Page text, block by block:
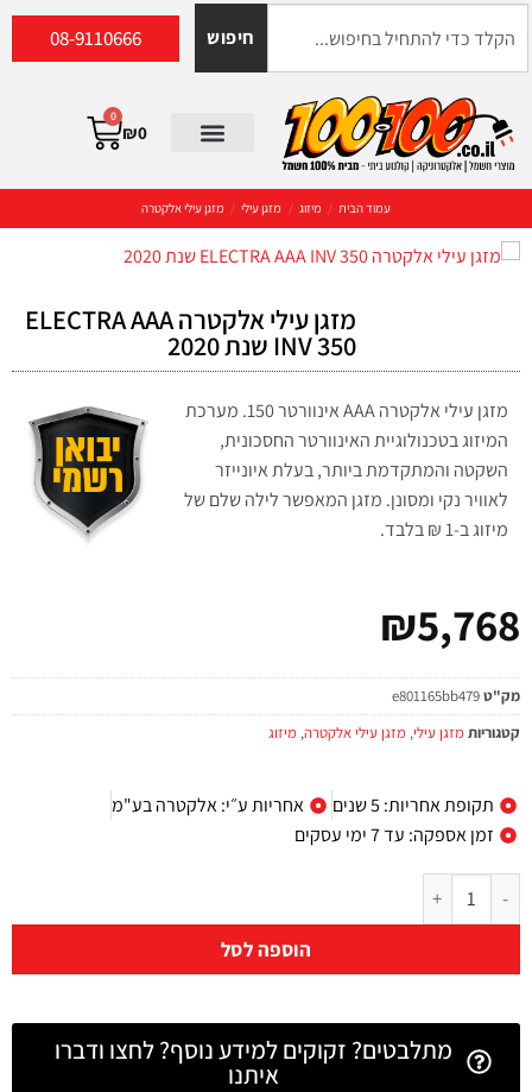
חיפוש 08-9110666
₪0
0
עמוד הבית / מיזוג / מזגן עילי / מזגן עילי אלקטרה
מזגן עילי אלקטרה ELECTRA AAA
INV 350 שנת 2020
מזגן עילי אלקטרה AAA אינוורטר 150. מערכת
המיזוג בטכנולוגיית האינוורטר החסכונית,
השקטה והמתקדמת ביותר, בעלת איונייזר
לאוויר נקי ומסונן. מזגן המאפשר לילה שלם של
מיזוג ב-1 ₪ בלבד.
₪5,768
מק"טe801165bb479
קטגוריות מזגן עילי, מזגן עילי אלקטרה, מיזוג
תקופת אחריות: 5 שנים
אחריות ע״י: אלקטרה בע"מ
זמן אספקה: עד 7 ימי עסקים
הוספה לסל
מתלבטים? זקוקים למידע נוסף? לחצו ודברו
איתנו